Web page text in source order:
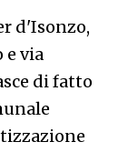
d'Isonzo,
e via
di fatto